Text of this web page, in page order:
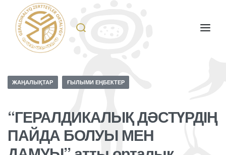
ЖАҢАЛЫҚТАР ҒЫЛЫМИ ЕҢБЕКТЕР
“ГЕРАЛДИКАЛЫҚ ДӘСТҮРДІҢ
ПАЙДА БОЛУЫ МЕН